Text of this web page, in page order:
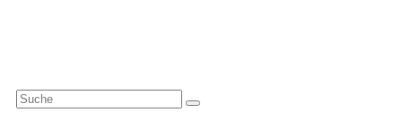
Search
for: